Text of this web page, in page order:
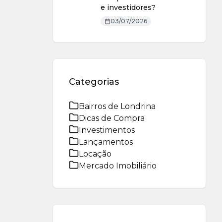
e investidores?
03/07/2026
Categorias
Bairros de Londrina
Dicas de Compra
Investimentos
Lançamentos
Locação
Mercado Imobiliário